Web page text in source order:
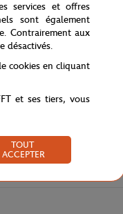
services et offres
sont également
Contrairement aux
désactivés.
cookies en cliquant
et ses tiers, vous
TOUT
ACCEPTER